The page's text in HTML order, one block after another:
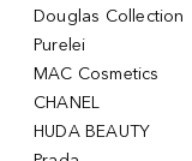
Douglas Collection
Purelei
MAC Cosmetics
CHANEL
HUDA BEAUTY